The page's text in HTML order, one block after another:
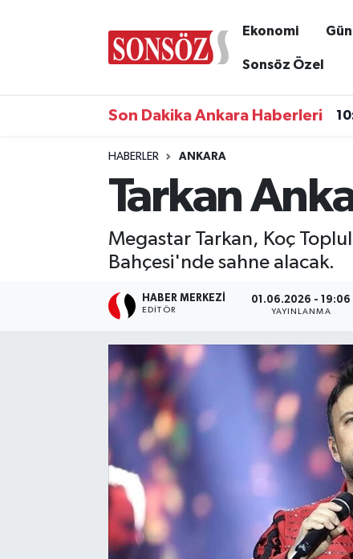
Ekonomi
Sonsöz Özel
Son Dakika Ankara Haberleri
HABERLER ANKARA
Tarkan
Megastar Tarkan, Koç
Bahçesi'nde sahne alacak.
HABER MERKEZI
EDITÖR
01.06.2026 - 19:06
YAYINLANMA
Ankara Nöbetçi Eczaneler
Ankara Trafik Yoğunluk Haritası
Tüm Manşetler
Son Dakika Haberleri
Haber Arşivi